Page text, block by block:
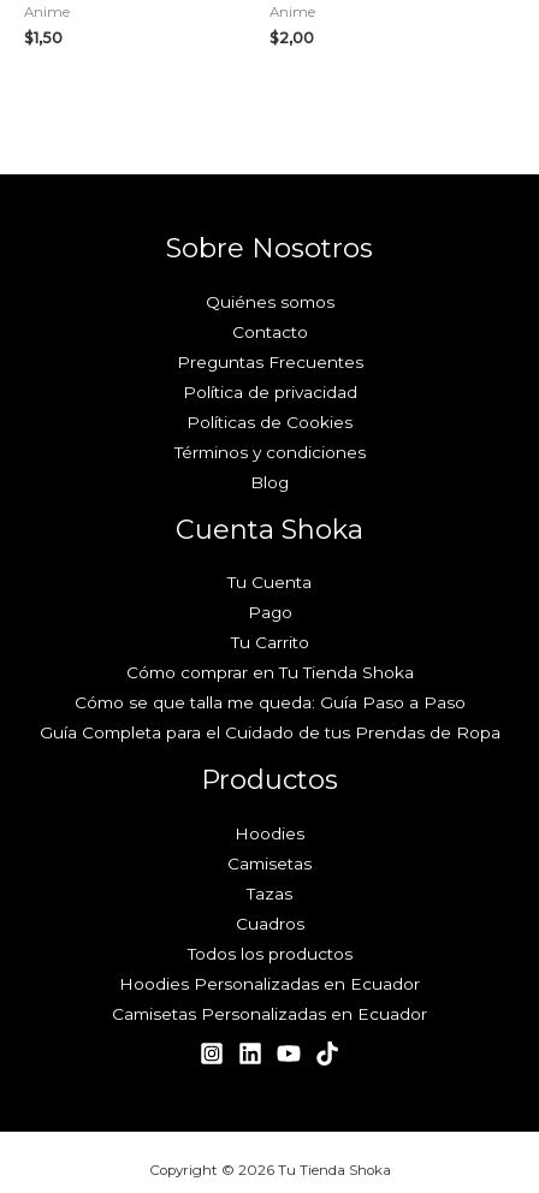
Anime
$1,50
Anime
$2,00
Sobre Nosotros
Quiénes somos
Contacto
Preguntas Frecuentes
Política de privacidad
Políticas de Cookies
Términos y condiciones
Blog
Cuenta Shoka
Tu Cuenta
Pago
Tu Carrito
Cómo comprar en Tu Tienda Shoka
Cómo se que talla me queda: Guía Paso a Paso
Guía Completa para el Cuidado de tus Prendas de Ropa
Productos
Hoodies
Camisetas
Tazas
Cuadros
Todos los productos
Hoodies Personalizadas en Ecuador
Camisetas Personalizadas en Ecuador
Copyright © 2026 Tu Tienda Shoka